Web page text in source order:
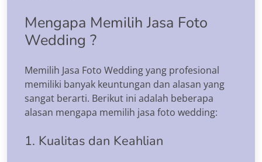
Mengapa Memilih Jasa Foto
Wedding ?
Memilih Jasa Foto Wedding yang profesional
memiliki banyak keuntungan dan alasan yang
sangat berarti. Berikut ini adalah beberapa
alasan mengapa memilih jasa foto wedding:
1. Kualitas dan Keahlian